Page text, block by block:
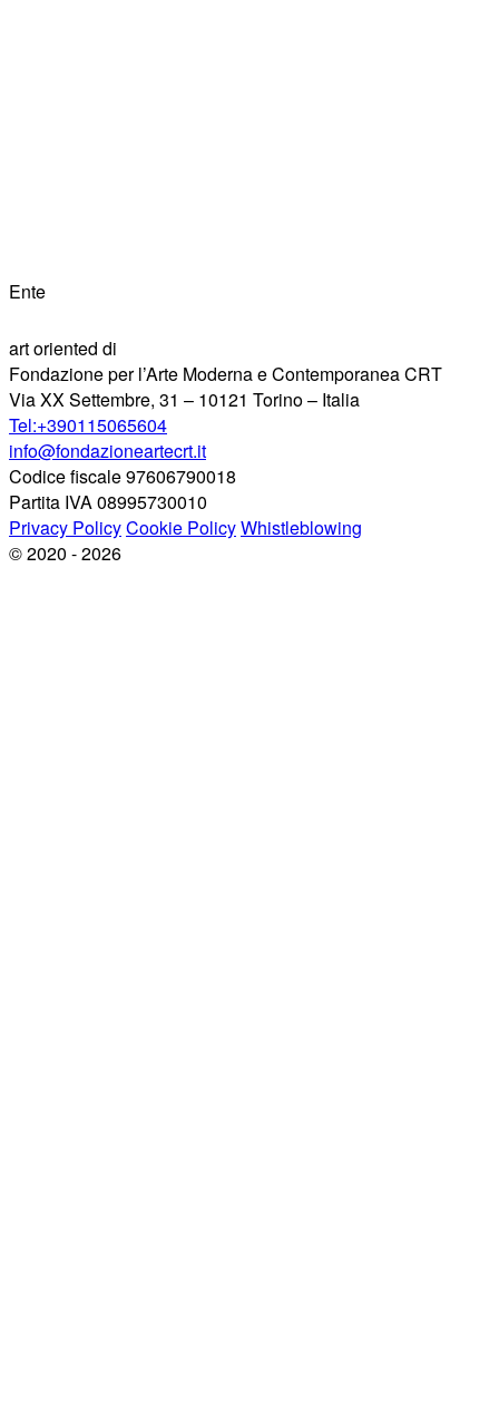
Ente
art oriented di
Fondazione per l’Arte Moderna e Contemporanea CRT
Via XX Settembre, 31 – 10121 Torino – Italia
Tel:+390115065604
info@fondazioneartecrt.it
Codice fiscale 97606790018
Partita IVA 08995730010
Privacy PolicyCookie PolicyWhistleblowing
© 2020 - 2026